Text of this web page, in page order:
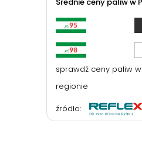
sprawdź ceny paliw
regionie
źródło: